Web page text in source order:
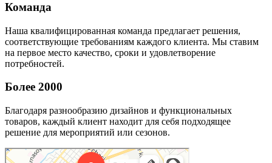
Команда
Наша квалифицированная команда предлагает решения,
соответствующие требованиям каждого клиента. Мы ставим
на первое место качество, сроки и удовлетворение
потребностей.
Более 2000
Благодаря разнообразию дизайнов и функциональных
товаров, каждый клиент находит для себя подходящее
решение для мероприятий или сезонов.